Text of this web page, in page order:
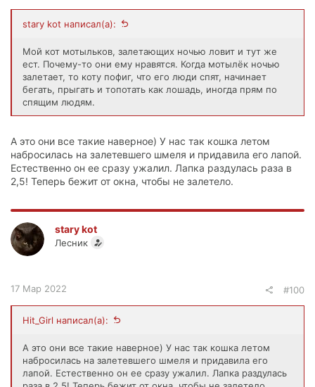
stary kot написал(а):
Мой кот мотыльков, залетающих ночью ловит и тут же
ест. Почему-то они ему нравятся. Когда мотылёк ночью
залетает, то коту пофиг, что его люди спят, начинает
бегать, прыгать и топотать как лошадь, иногда прям по
спящим людям.
А это они все такие наверное) У нас так кошка летом
набросилась на залетевшего шмеля и придавила его лапой.
Естественно он ее сразу ужалил. Лапка раздулась раза в
2,5! Теперь бежит от окна, чтобы не залетело.
stary kot
Лесник
17 Мар 2022 #100
Hit_Girl написал(а):
А это они все такие наверное) У нас так кошка летом
набросилась на залетевшего шмеля и придавила его
лапой. Естественно он ее сразу ужалил. Лапка раздулась